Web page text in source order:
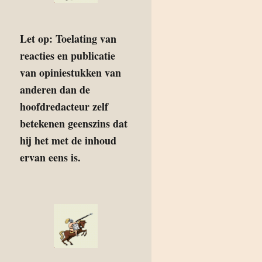
Let op: Toelating van
reacties en publicatie
van opiniestukken van
anderen dan de
hoofdredacteur zelf
betekenen geenszins dat
hij het met de inhoud
ervan eens is.